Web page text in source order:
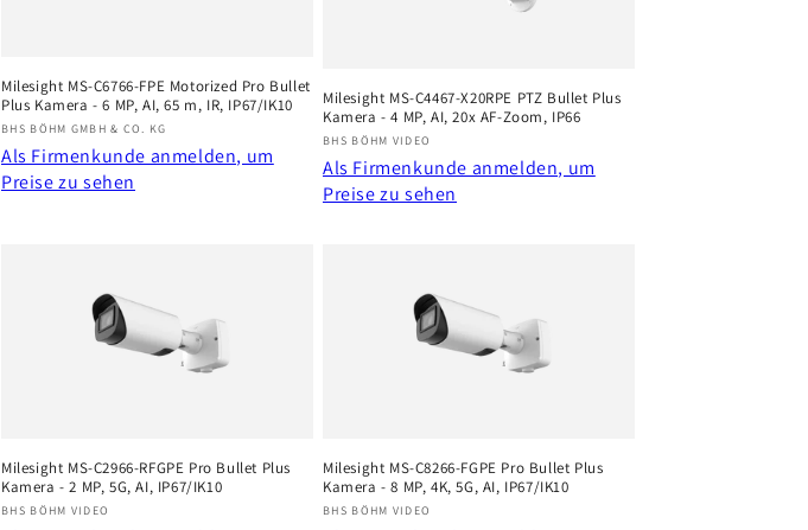
Milesight MS-C6766-FPE Motorized Pro Bullet
Plus Kamera - 6 MP, AI, 65 m, IR, IP67/IK10
Anbieter:
BHS BÖHM GMBH & CO. KG
Als Firmenkunde anmelden, um
Preise zu sehen
Milesight MS-C4467-X20RPE PTZ Bullet Plus
Kamera - 4 MP, AI, 20x AF-Zoom, IP66
Anbieter:
BHS BÖHM VIDEO
Als Firmenkunde anmelden, um
Preise zu sehen
Milesight MS-C2966-RFGPE Pro Bullet Plus
Kamera - 2 MP, 5G, AI, IP67/IK10
Anbieter:
BHS BÖHM VIDEO
Milesight MS-C8266-FGPE Pro Bullet Plus
Kamera - 8 MP, 4K, 5G, AI, IP67/IK10
Anbieter:
BHS BÖHM VIDEO